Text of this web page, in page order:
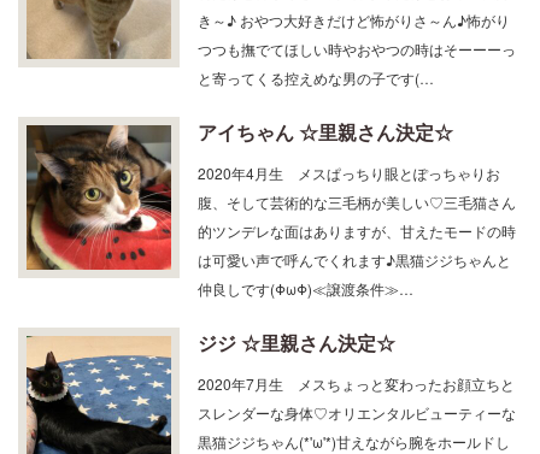
き～♪ おやつ大好きだけど怖がりさ～ん♪怖がり
つつも撫でてほしい時やおやつの時はそーーーっ
と寄ってくる控えめな男の子です(…
アイちゃん ☆里親さん決定☆
2020年4月生 メスぱっちり眼とぽっちゃりお
腹、そして芸術的な三毛柄が美しい♡三毛猫さん
的ツンデレな面はありますが、甘えたモードの時
は可愛い声で呼んでくれます♪黒猫ジジちゃんと
仲良しです(ΦωΦ)≪譲渡条件≫…
ジジ ☆里親さん決定☆
2020年7月生 メスちょっと変わったお顔立ちと
スレンダーな身体♡オリエンタルビューティーな
黒猫ジジちゃん(*'ω'*)甘えながら腕をホールドし